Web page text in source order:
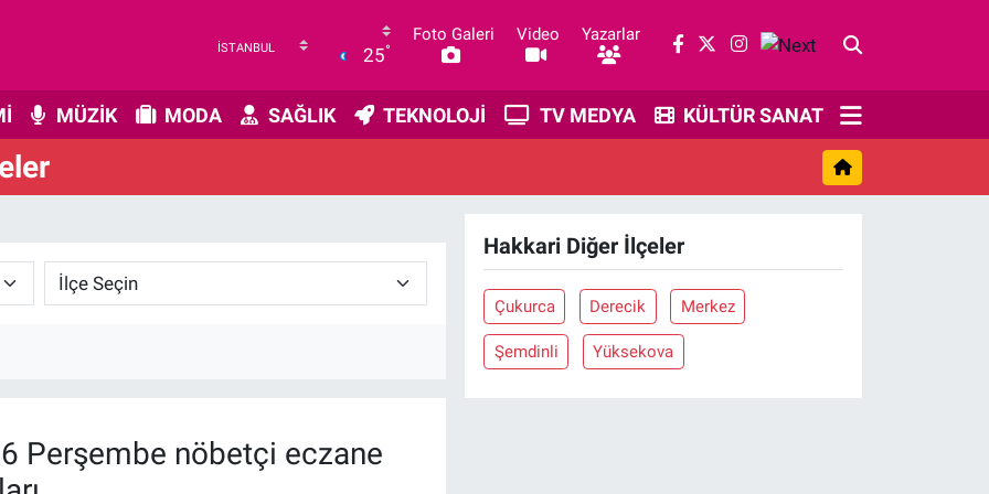
25°
Foto Galeri Video Yazarlar
MÜZİK MODA SAĞLIK TEKNOLOJİ TV MEDYA KÜLTÜR SANAT
Perşembe nöbetçi eczane
Hakkari Diğer İlçeler
Çukurca Derecik Merkez
Şemdinli Yüksekova